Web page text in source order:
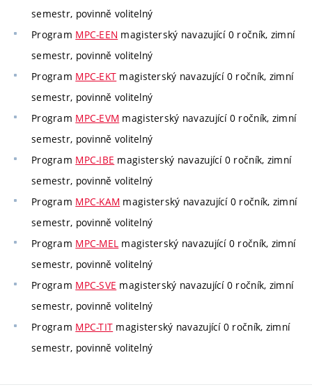
semestr, povinně volitelný
Program MPC-EEN magisterský navazující 0 ročník, zimní
semestr, povinně volitelný
Program MPC-EKT magisterský navazující 0 ročník, zimní
semestr, povinně volitelný
Program MPC-EVM magisterský navazující 0 ročník, zimní
semestr, povinně volitelný
Program MPC-IBE magisterský navazující 0 ročník, zimní
semestr, povinně volitelný
Program MPC-KAM magisterský navazující 0 ročník, zimní
semestr, povinně volitelný
Program MPC-MEL magisterský navazující 0 ročník, zimní
semestr, povinně volitelný
Program MPC-SVE magisterský navazující 0 ročník, zimní
semestr, povinně volitelný
Program MPC-TIT magisterský navazující 0 ročník, zimní
semestr, povinně volitelný